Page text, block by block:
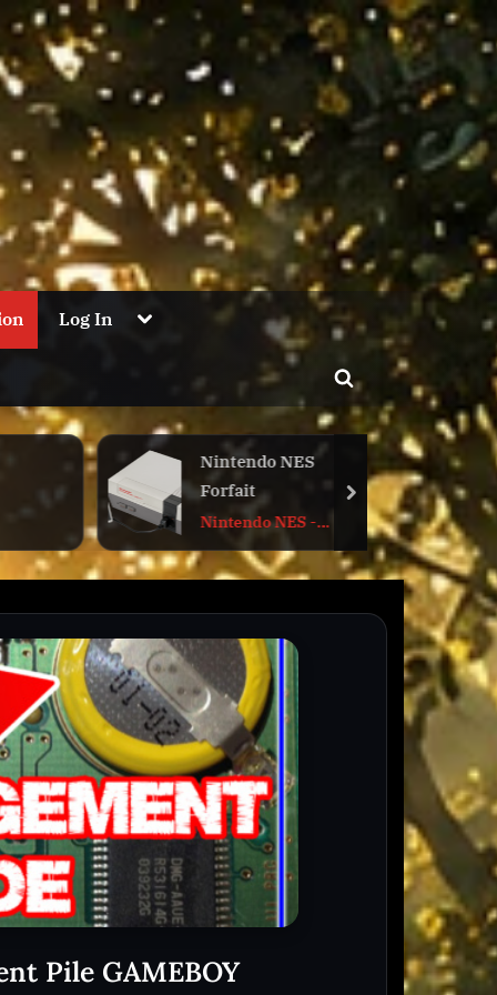
Log In Toggle
Toggle
search
form
Atari Lynx Forfait
Atari Réparation next
Pile GAMEBOY